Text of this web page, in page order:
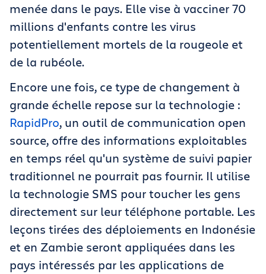
menée dans le pays. Elle vise à vacciner 70
millions d'enfants contre les virus
potentiellement mortels de la rougeole et
de la rubéole.
Encore une fois, ce type de changement à
grande échelle repose sur la technologie :
RapidPro, un outil de communication open
source, offre des informations exploitables
en temps réel qu'un système de suivi papier
traditionnel ne pourrait pas fournir. Il utilise
la technologie SMS pour toucher les gens
directement sur leur téléphone portable. Les
leçons tirées des déploiements en Indonésie
et en Zambie seront appliquées dans les
pays intéressés par les applications de